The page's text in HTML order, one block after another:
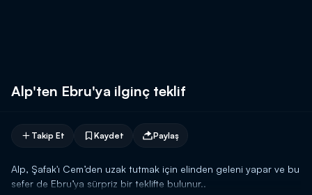
Alp'ten Ebru'ya ilginç teklif
Takip Et Kaydet Paylaş
Alp, Şafak'ı Cem’den uzak tutmak için elinden geleni yapar ve bu
sefer de Ebru’ya sürpriz bir teklifte bulunur..